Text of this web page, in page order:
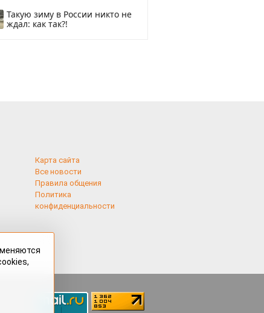
Такую зиму в России никто не
ждал: как так?!
Карта сайта
Все новости
Правила общения
Политика
конфиденциальности